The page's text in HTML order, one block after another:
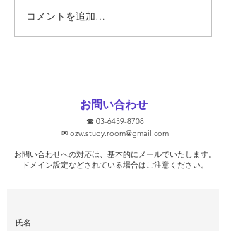
コメントを追加…
お問い合わせ
☎ 03-6459-8708
✉ ozw.study.room@gmail.com
お問い合わせへの対応は、基本的にメールでいたします。
​ドメイン設定などされている場合はご注意ください。